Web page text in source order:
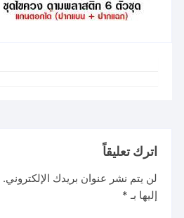
اترك تعليقاً
لن يتم نشر عنوان بريدك الإلكتروني.
إليها بـ *